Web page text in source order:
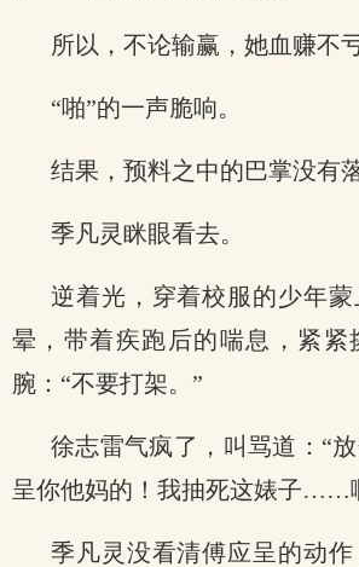
所以，不论输赢，她血赚不亏
“啪”的一声脆响。
结果，预料之中的巴掌没有落
季凡灵眯眼看去。
逆着光，穿着校服的少年
晕，带着疾跑后的喘息，紧紧
腕：“不要打架。”
徐志雷气疯了，叫骂道：“
呈你他妈的！我抽死这婊子
季凡灵没看清傅应呈的动